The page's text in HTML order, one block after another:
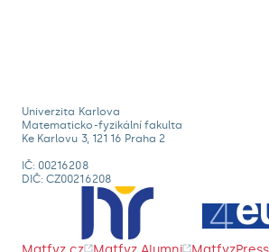
Univerzita Karlova
Matematicko-fyzikální fakulta
Ke Karlovu 3, 121 16 Praha 2
IČ: 00216208
DIČ: CZ00216208